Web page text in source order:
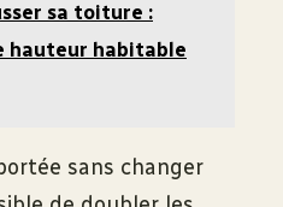
sa toiture :
hauteur habitable
sans changer